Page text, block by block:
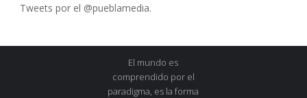
Tweets por el @pueblamedia.
El mundo es
comprendido por el
paradigma, es la forma